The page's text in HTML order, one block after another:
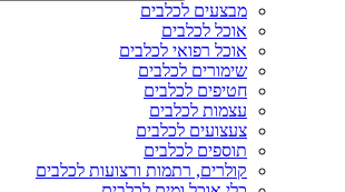
מבצעים לכלבים
אוכל לכלבים
אוכל רפואי לכלבים
שימורים לכלבים
חטיפים לכלבים
עצמות לכלבים
צעצועים לכלבים
תוספים לכלבים
קולרים, רתמות ורצועות לכלבים